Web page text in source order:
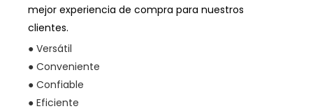
mejor experiencia de compra para nuestros
clientes.
● Versátil
● Conveniente
● Confiable
● Eficiente